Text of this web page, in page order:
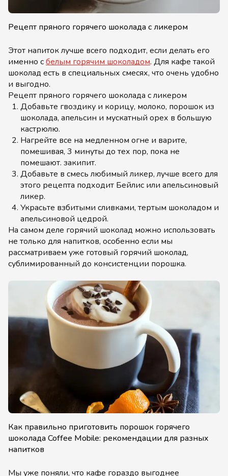
Рецепт пряного горячего шоколада с ликером
Этот напиток лучше всего подходит, если делать его
именно сбелым горячим шоколадом. Для кафе такой
шоколад есть в специальных смесях, что очень удобно
и выгодно.
Рецепт пряного горячего шоколада с ликером
Добавьте гвоздику и корицу, молоко, порошок из
шоколада, апельсин и мускатный орех в большую
кастрюлю.
Нагрейте все на медленном огне и варите,
помешивая, 3 минуты до тех пор, пока не
помешают. закипит.
Добавьте в смесь любимый ликер, лучше всего для
этого рецепта подходит Бейлис или апельсиновый
ликер.
Украсьте взбитыми сливками, тертым шоколадом и
апельсиновой цедрой.
На самом деле горячий шоколад можно использовать
не только для напитков, особенно если мы
рассматриваем уже готовый горячий шоколад,
сублимированный до консистенции порошка.
Как правильно приготовить порошок горячего
шоколада Coffee Mobile: рекомендации для разных
напитков
Мы уже поняли, что кафе гораздо выгоднее